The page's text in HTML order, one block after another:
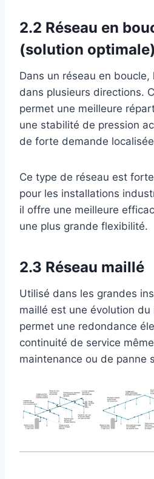
2.2 Réseau en
(solution optimale)
Dans un réseau en boucle,
dans plusieurs directions.
permet une meilleure
une stabilité de pression
de forte demande
Ce type de réseau est
pour les installations
il offre une meilleure
une plus grande flexibilité.
2.3 Réseau maillé
Utilisé dans les grandes
maillé est une évolution du
permet une redondance
continuité de service
maintenance ou de panne